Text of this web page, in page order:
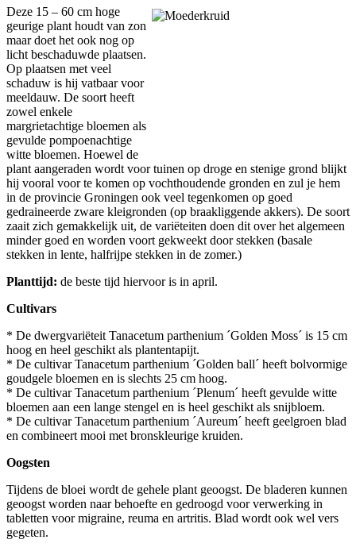
Deze 15 – 60 cm hoge
geurige plant houdt van zon
maar doet het ook nog op
licht beschaduwde plaatsen.
Op plaatsen met veel
schaduw is hij vatbaar voor
meeldauw. De soort heeft
zowel enkele
margrietachtige bloemen als
gevulde pompoenachtige
witte bloemen. Hoewel de
plant aangeraden wordt voor tuinen op droge en stenige grond blijkt
hij vooral voor te komen op vochthoudende gronden en zul je hem
in de provincie Groningen ook veel tegenkomen op goed
gedraineerde zware kleigronden (op braakliggende akkers). De soort
zaait zich gemakkelijk uit, de variëteiten doen dit over het algemeen
minder goed en worden voort gekweekt door stekken (basale
stekken in lente, halfrijpe stekken in de zomer.)
Planttijd: de beste tijd hiervoor is in april.
Cultivars
* De dwergvariëteit Tanacetum parthenium ´Golden Moss´ is 15 cm
hoog en heel geschikt als plantentapijt.
* De cultivar Tanacetum parthenium ´Golden ball´ heeft bolvormige
goudgele bloemen en is slechts 25 cm hoog.
* De cultivar Tanacetum parthenium ´Plenum´ heeft gevulde witte
bloemen aan een lange stengel en is heel geschikt als snijbloem.
* De cultivar Tanacetum parthenium ´Aureum´ heeft geelgroen blad
en combineert mooi met bronskleurige kruiden.
Oogsten
Tijdens de bloei wordt de gehele plant geoogst. De bladeren kunnen
geoogst worden naar behoefte en gedroogd voor verwerking in
tabletten voor migraine, reuma en artritis. Blad wordt ook wel vers
gegeten.